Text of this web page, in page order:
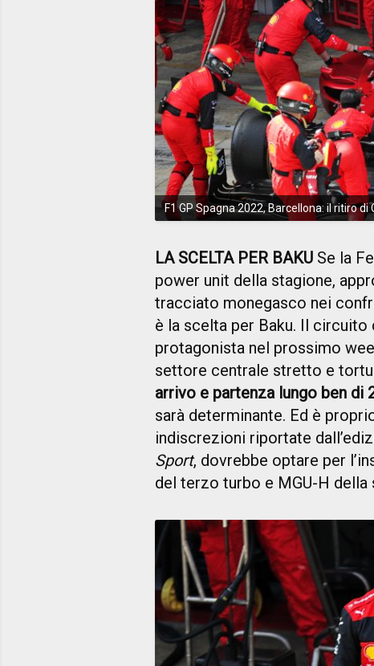
F1 GP Spagna 2022, Barcellona: il ritiro
LA SCELTA PER BAKU Se la
power unit della stagione,
tracciato monegasco nei
è la scelta per Baku. Il
protagonista nel prossimo
settore centrale stretto e
arrivo e partenza lungo ben di
sarà determinante. Ed è
indiscrezioni riportate
Sport, dovrebbe optare per
del terzo turbo e MGU-H della